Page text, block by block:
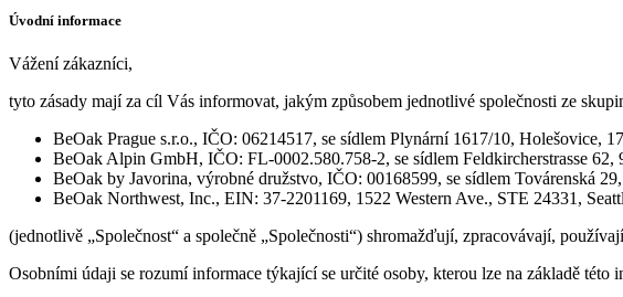
Úvodní informace
Vážení zákazníci,
tyto zásady mají za cíl Vás informovat, jakým způsobem jednotlivé společnosti ze
BeOak Prague s.r.o., IČO: 06214517, se sídlem Plynární 1617/10, Holešovice,
BeOak Alpin GmbH, IČO: FL-0002.580.758-2, se sídlem Feldkircherstrasse 62,
BeOak by Javorina, výrobné družstvo, IČO: 00168599, se sídlem Továrenská
BeOak Northwest, Inc., EIN: 37-2201169, 1522 Western Ave., STE 24331,
(jednotlivě „Společnost“ a společně „Společnosti“) shromažďují, zpracovávají,
Osobními údaji se rozumí informace týkající se určité osoby, kterou lze na základě